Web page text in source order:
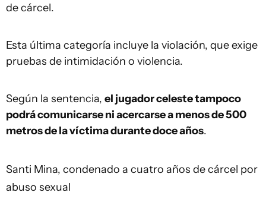
de cárcel.
Esta última categoría incluye la violación, que exige
pruebas de intimidación o violencia.
Según la sentencia, el jugador celeste tampoco
podrá comunicarse ni acercarse a menos de 500
metros de la víctima durante doce años.
Santi Mina, condenado a cuatro años de cárcel por
abuso sexual